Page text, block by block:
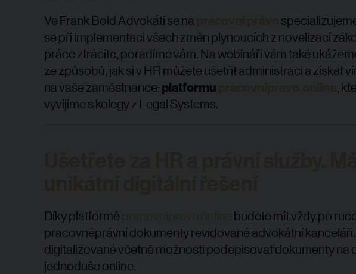
Ve Frank Bold Advokáti se na
se při implementaci všech změn plynoucích z novelizací
práce ztrácíte, poradíme vám. Na webináři vám také
ze způsobů, jak si v HR můžete ušetřit administraci a získat
na vaše zaměstnance:platformu
,
vyvíjíme s kolegy z Legal Systems.
Díky platformě
budete mít vždy po
pracovněprávní dokumenty revidované advokátní kanceláři.
digitalizované včetně možnosti podepisovat dokumenty na
jednoduše online.